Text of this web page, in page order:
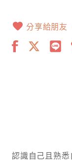
分享給朋友
認識自己且熟